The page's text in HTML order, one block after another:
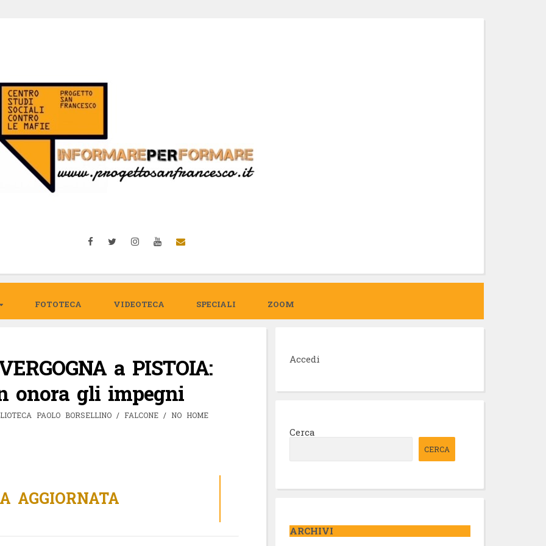
FacebookTwitterInstagramYouTubeEmail
FOTOTECA VIDEOTECA SPECIALI ZOOM
a PISTOIA:
onora gli impegni
PAOLO BORSELLINO / FALCONE / NO HOME
AGGIORNATA
Accedi
Cerca
CERCA
ARCHIVI